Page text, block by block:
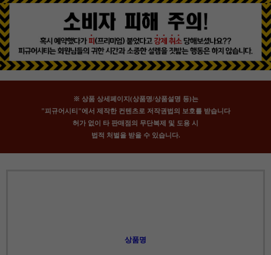
※ 상품 상세페이지(상품명/상품설명 등)는
"피규어시티"에서 제작한 컨텐츠로 저작권법의 보호를 받습니다
허가 없이 타 판매점의 무단복제 및 도용 시
법적 처벌을 받을 수 있습니다.
상품명